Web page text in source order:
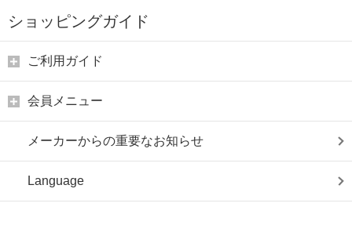
ショッピングガイド
ご利用ガイド
会員メニュー
メーカーからの重要なお知らせ
Language